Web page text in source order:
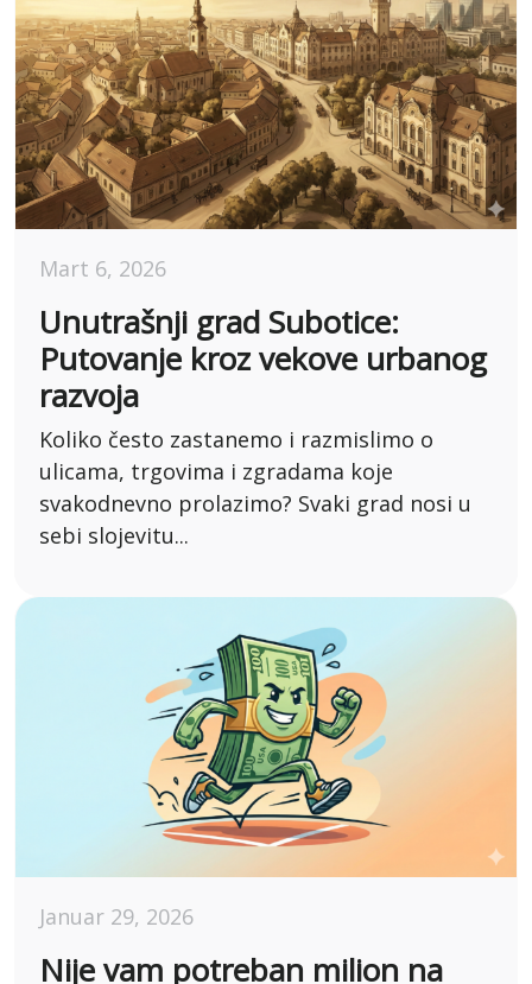
Mart 6, 2026
Unutrašnji grad Subotice:
Putovanje kroz vekove urbanog
razvoja
Koliko često zastanemo i razmislimo o
ulicama, trgovima i zgradama koje
svakodnevno prolazimo? Svaki grad nosi u
sebi slojevitu...
Januar 29, 2026
Nije vam potreban milion na